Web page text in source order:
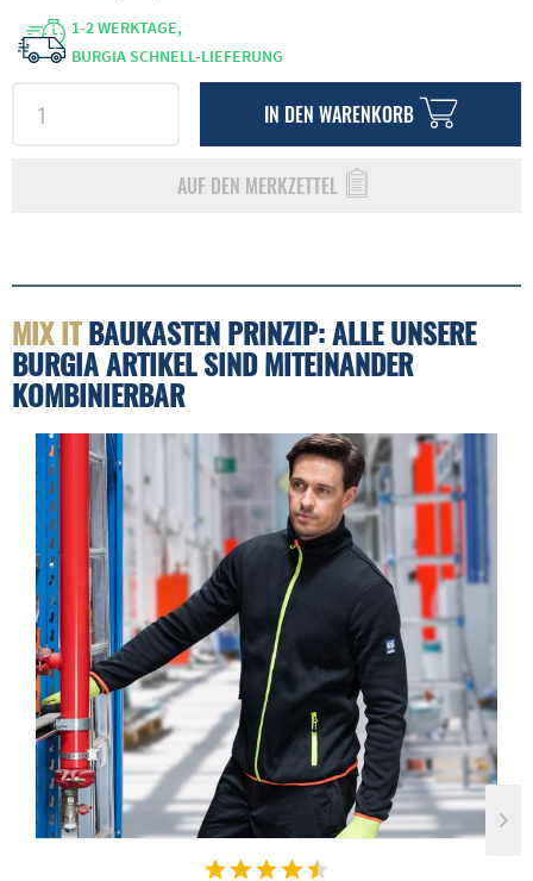
1-2 WERKTAGE,
BURGIA SCHNELL-LIEFERUNG
IN DEN WARENKORB
AUF DEN MERKZETTEL
MIX ITBAUKASTEN PRINZIP: ALLE UNSERE
BURGIA ARTIKEL SIND MITEINANDER
KOMBINIERBAR